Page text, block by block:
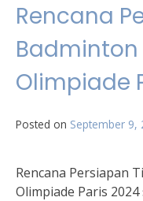
Rencana
Olimpiade
Posted on September 9,
Rencana Persiapan
Olimpiade Paris